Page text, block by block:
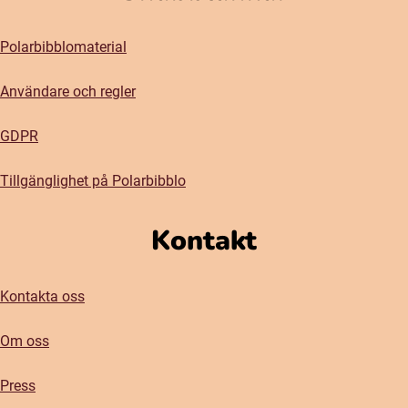
Polarbibblomaterial
Användare och regler
GDPR
Tillgänglighet på Polarbibblo
Kontakt
Kontakta oss
Om oss
Press